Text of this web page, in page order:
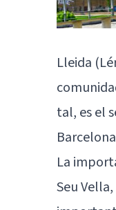
Lleida
tal, es el
La
Seu